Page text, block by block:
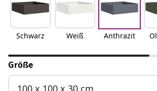
Schwarz Weiß Anthrazit
Größe
100 x 100 x 30 cm